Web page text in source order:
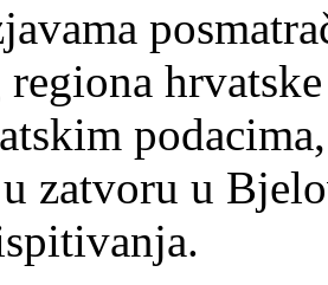
zatvoru u